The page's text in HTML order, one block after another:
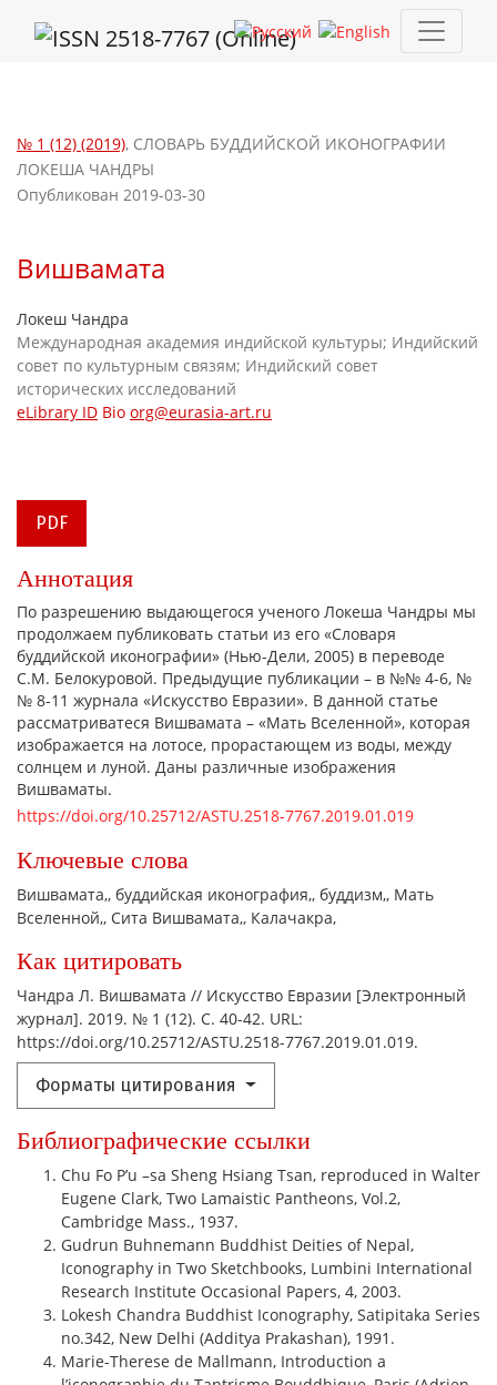
№ 1 (12) (2019), СЛОВАРЬ БУДДИЙСКОЙ ИКОНОГРАФИИ
ЛОКЕША ЧАНДРЫ
Вишвамата
Опубликован 2019-03-30
Локеш Чандра
Международная академия индийской культуры; Индийский
совет по культурным связям; Индийский совет
исторических исследований
eLibrary ID Bio org@eurasia-art.ru
PDF
Ключевые слова
Вишвамата, буддийская иконография, буддизм, Мать
Вселенной, Сита Вишвамата, Калачакра,
Как цитировать
Чандра Л. Вишвамата // Искусство Евразии [Электронный
журнал]. 2019. № 1 (12). С. 40-42. URL:
https://doi.org/10.25712/ASTU.2518-7767.2019.01.019.
Форматы цитирования
Аннотация
По разрешению выдающегося ученого Локеша Чандры мы
продолжаем публиковать статьи из его «Словаря
буддийской иконографии» (Нью-Дели, 2005) в переводе
С.М. Белокуровой. Предыдущие публикации – в №№ 4-6, №
№ 8-11 журнала «Искусство Евразии». В данной статье
рассматриватеся Вишвамата – «Мать Вселенной», которая
изображается на лотосе, прорастающем из воды, между
солнцем и луной. Даны различные изображения
Вишваматы.
https://doi.org/10.25712/ASTU.2518-7767.2019.01.019
Библиографические ссылки
Chu Fo P’u –sa Sheng Hsiang Tsan, reproduced in Walter
Eugene Clark, Two Lamaistic Pantheons, Vol.2,
Cambridge Mass., 1937.
Gudrun Buhnemann Buddhist Deities of Nepal,
Iconography in Two Sketchbooks, Lumbini International
Research Institute Occasional Papers, 4, 2003.
Lokesh Chandra Buddhist Iconography, Satipitaka Series
no.342, New Delhi (Additya Prakashan), 1991.
Marie-Therese de Mallmann, Introduction a